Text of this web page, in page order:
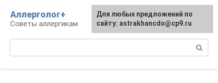
контенту
Аллерголог+
Советы аллергикам
Для любых предложений по
сайту: astrakhancdo@cp9.ru